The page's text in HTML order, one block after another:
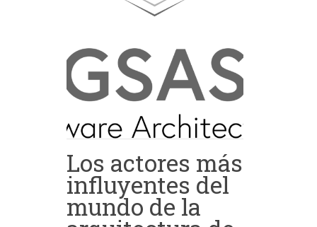
Los actores más
influyentes del
mundo de la